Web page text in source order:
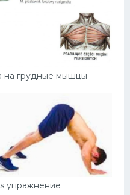
на грудные мышцы
упражнение